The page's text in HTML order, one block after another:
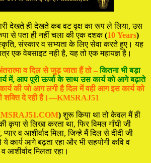
देखते ही देखते कब वट वृक्ष का रूप ले लिया, उस
से पता ही नहीं चला की एक दशक(10 Years)
संस्कार व सभ्यता के लिए सेवा करते हुए। यह
एक वेबसाइट नही है, यह तो एक महायज्ञ है।
व दिल से जुड़ जाता हैं तो –कितना भी बड़ा
में, आप पूरी ऊर्जा के साथ उस कार्य को आगे बढ़ाते
की जो आग लगी है दिल में वही आग इस कार्य को
शक्ति दे रही है।—KMSRAJ51
)शुरू किया था तो केवल मैं ही
कृपा से लिखा करता था, फिर विमल गाँधी जी
व आशीर्वाद मिला, जिन्हे मैं दिल से दीदी जी
कार्य आगे बढ़ता रहा और भी सहयोगी कवि व
आशीर्वाद मिलता रहा।